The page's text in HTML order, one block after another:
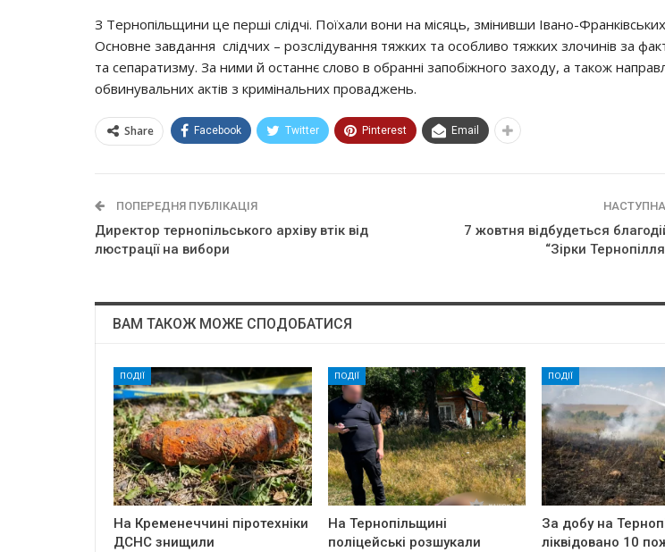
З Тернопільщини це перші слідчі. Поїхали вони на місяць, змінивши Івано-Франківських
Основне завдання слідчих – розслідування тяжких та особливо тяжких злочинів за
та сепаратизму. За ними й останнє слово в обранні запобіжного заходу, а також
обвинувальних актів з кримінальних проваджень.
Share Facebook Twitter Pinterest Email
ПОПЕРЕДНЯ ПУБЛІКАЦІЯ
Директор тернопільського архіву втік від
люстрації на вибори
7 жовтня відбудеться
“Зірки
ВАМ ТАКОЖ МОЖЕ СПОДОБАТИСЯ
ПОДІЇ
На Кременеччині піротехніки
ДСНС знищили
ПОДІЇ
На Тернопільщині
поліцейські розшукали
ПОДІЇ
За добу на
ліквідовано 10